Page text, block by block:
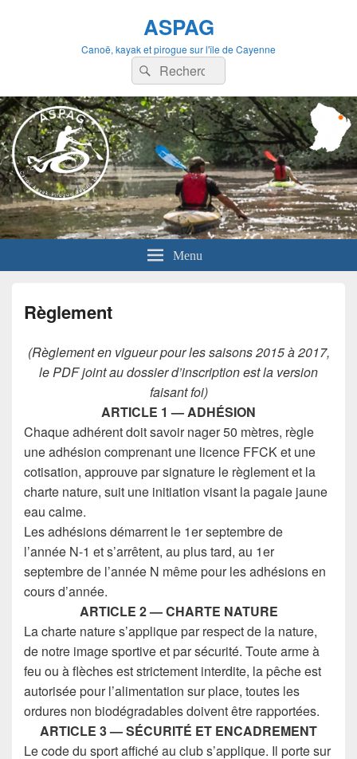
ASPAG
Canoë, kayak et pirogue sur l'île de Cayenne
Recherche :
Rechercher
Menu
Règlement
(Règlement en vigueur pour les saisons 2015 à 2017,
le PDF joint au dossier d’inscription est la version
faisant foi)
ARTICLE 1 — ADHÉSION
Chaque adhérent doit savoir nager 50 mètres, règle
une adhésion comprenant une licence FFCK et une
cotisation, approuve par signature le règlement et la
charte nature, suit une initiation visant la pagaie jaune
eau calme.
Les adhésions démarrent le 1er septembre de
l’année N-1 et s’arrêtent, au plus tard, au 1er
septembre de l’année N même pour les adhésions en
cours d’année.
ARTICLE 2 — CHARTE NATURE
La charte nature s’applique par respect de la nature,
de notre image sportive et par sécurité. Toute arme à
feu ou à flèches est strictement interdite, la pêche est
autorisée pour l’alimentation sur place, toutes les
ordures non biodégradables doivent être rapportées.
ARTICLE 3 — SÉCURITÉ ET ENCADREMENT
Le code du sport affiché au club s’applique. Il porte sur